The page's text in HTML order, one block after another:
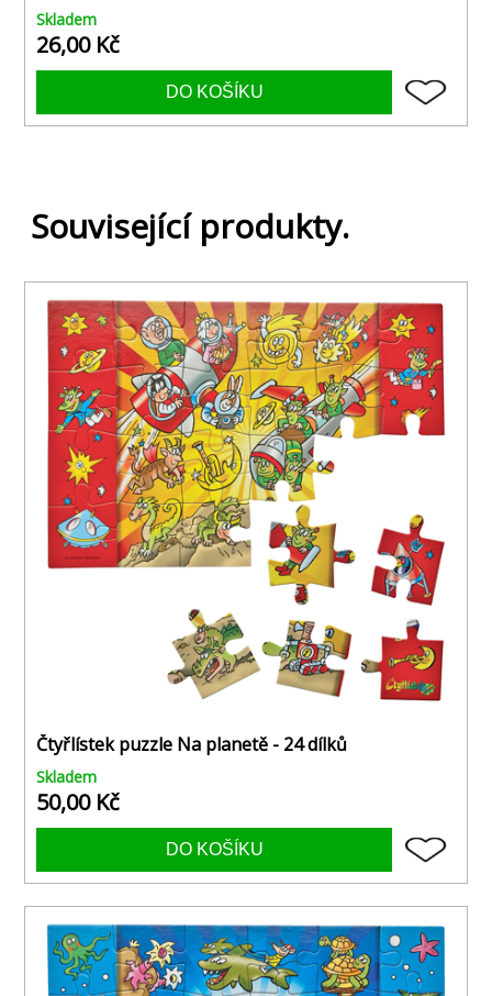
Skladem
26,00 Kč
Související produkty.
Čtyřlístek puzzle Na planetě - 24 dílků
Skladem
50,00 Kč